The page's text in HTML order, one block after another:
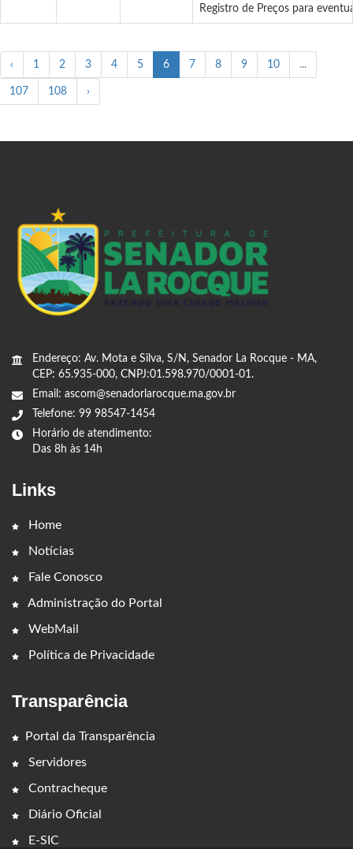
Registro de Preços para
‹ 1 2 3 4 5 6 7 8 9 10 ...
107 108 ›
Endereço: Av. Mota e Silva, S/N, Senador La Rocque - MA,
CEP: 65.935-000, CNPJ:01.598.970/0001-01.
Email: ascom@senadorlarocque.ma.gov.br
Telefone: 99 98547-1454
Horário de atendimento:
Das 8h às 14h
Links
Home
Notícias
Fale Conosco
Administração do Portal
WebMail
Política de Privacidade
Transparência
Portal da Transparência
Servidores
Contracheque
Diário Oficial
E-SIC